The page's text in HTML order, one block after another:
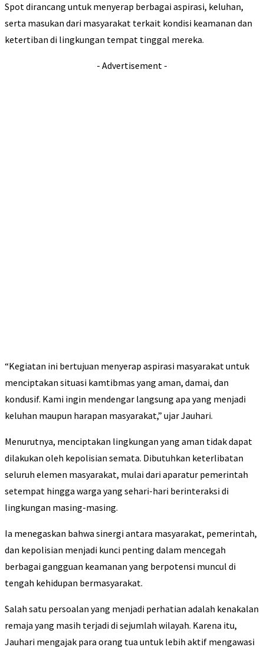
Spot dirancang untuk menyerap berbagai aspirasi, keluhan,
serta masukan dari masyarakat terkait kondisi keamanan dan
ketertiban di lingkungan tempat tinggal mereka.
- Advertisement -
“Kegiatan ini bertujuan menyerap aspirasi masyarakat untuk
menciptakan situasi kamtibmas yang aman, damai, dan
kondusif. Kami ingin mendengar langsung apa yang menjadi
keluhan maupun harapan masyarakat,” ujar Jauhari.
Menurutnya, menciptakan lingkungan yang aman tidak dapat
dilakukan oleh kepolisian semata. Dibutuhkan keterlibatan
seluruh elemen masyarakat, mulai dari aparatur pemerintah
setempat hingga warga yang sehari-hari berinteraksi di
lingkungan masing-masing.
Ia menegaskan bahwa sinergi antara masyarakat, pemerintah,
dan kepolisian menjadi kunci penting dalam mencegah
berbagai gangguan keamanan yang berpotensi muncul di
tengah kehidupan bermasyarakat.
Salah satu persoalan yang menjadi perhatian adalah kenakalan
remaja yang masih terjadi di sejumlah wilayah. Karena itu,
Jauhari mengajak para orang tua untuk lebih aktif mengawasi